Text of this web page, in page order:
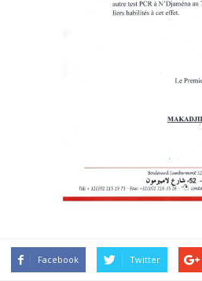
Facebook Twitter